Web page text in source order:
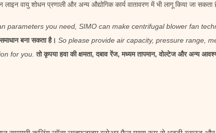
लाइन वायु शोधन प्रणाली और अन्य औद्योगिक कार्य वातावरण में भी लागू किया जा सकता
parameters you need, SIMO can make centrifugal blower fan
बना सकता है। So please provide air capacity, pressure range,
for you. तो कृपया हवा की क्षमता, दबाव रेंज, मध्यम तापमान, वोल्टेज और अन्य